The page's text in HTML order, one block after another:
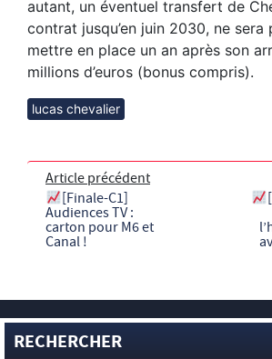
autant, un éventuel transfert de
contrat jusqu’en juin 2030, ne sera
mettre en place un an après son
millions d’euros (bonus compris).
lucas chevalier
Article précédent
[Finale-C1]
Audiences TV :
carton pour M6 et
Canal !
RECHERCHER